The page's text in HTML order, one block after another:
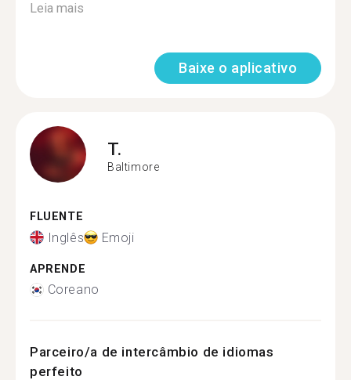
Leia mais
Baixe o aplicativo
T.
Baltimore
FLUENTE
Inglês Emoji
APRENDE
Coreano
Parceiro/a de intercâmbio de idiomas
perfeito